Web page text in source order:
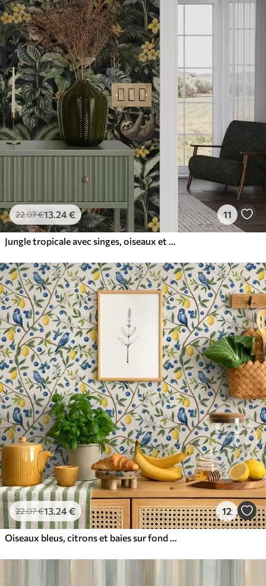
22.07€13.24€ 11
Jungle tropicale avec singes, oiseaux et feuillage dense
22.07€13.24€ 12
Oiseaux bleus, citrons et baies sur fond blanc